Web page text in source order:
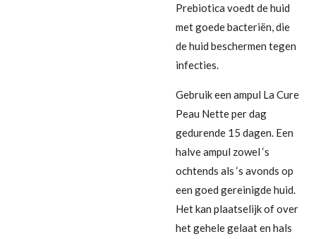
Prebiotica voedt de huid
met goede bacteriën, die
de huid beschermen tegen
infecties.
Gebruik een ampul La Cure
Peau Nette per dag
gedurende 15 dagen. Een
halve ampul zowel ‘s
ochtends als ‘s avonds op
een goed gereinigde huid.
Het kan plaatselijk of over
het gehele gelaat en hals